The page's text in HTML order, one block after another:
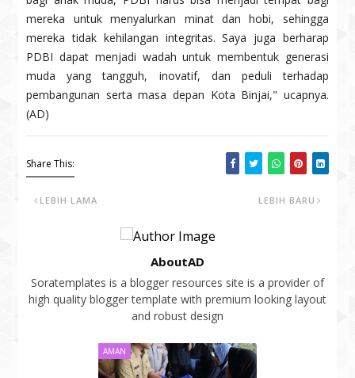
mereka untuk menyalurkan minat dan hobi, sehingga
mereka tidak kehilangan integritas. Saya juga berharap
PDBI dapat menjadi wadah untuk membentuk generasi
muda yang tangguh, inovatif, dan peduli terhadap
pembangunan serta masa depan Kota Binjai," ucapnya.
(AD)
Share This:
LEBIH BARU
LEBIH LAMA
AboutAD
Soratemplates is a blogger resources site is a provider of
high quality blogger template with premium looking layout
and robust design
AMAN